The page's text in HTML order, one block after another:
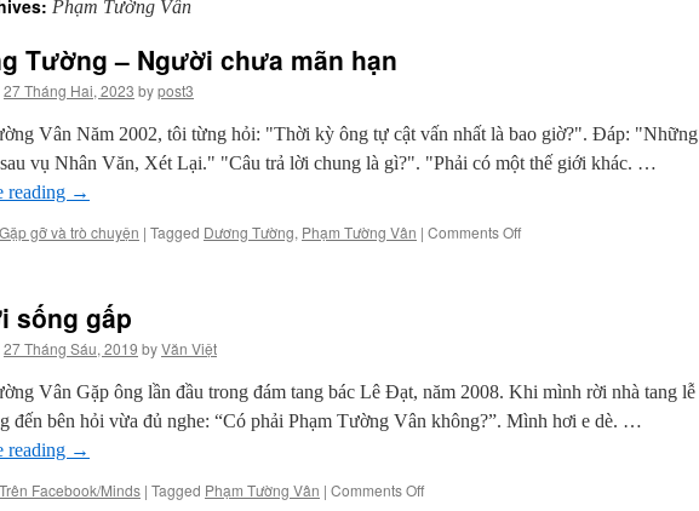
Phạm Tường Vân
Tường – Người chưa mãn hạn
27 Tháng Hai, 2023 bypost3
Vân Năm 2002, tôi từng hỏi: "Thời kỳ ông tự cật vấn nhất là bao giờ?". Đáp: "Những
vụ Nhân Văn, Xét Lại." "Câu trả lời chung là gì?". "Phải có một thế giới khác. …
reading →
Gặp gỡ và trò chuyện | Tagged Dương Tường, Phạm Tường Vân | Comments Offon
hạn
sống gấp
27 Tháng Sáu, 2019 byVăn Việt
Vân Gặp ông lần đầu trong đám tang bác Lê Đạt, năm 2008. Khi mình rời nhà tang lễ
đến bên hỏi vừa đủ nghe: “Có phải Phạm Tường Vân không?”. Mình hơi e dè. …
reading →
Trên Facebook/Minds | Tagged Phạm Tường Vân | Comments Offon